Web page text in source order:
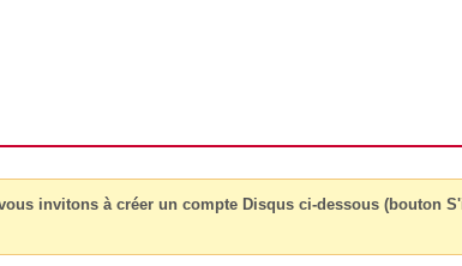
invitons à créer un compte Disqus ci-dessous (bouton